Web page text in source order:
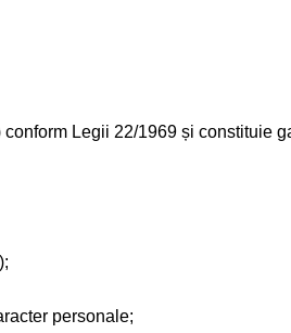
Legii 22/1969 și constituie
personale;